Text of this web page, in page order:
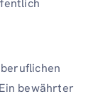
bewährter